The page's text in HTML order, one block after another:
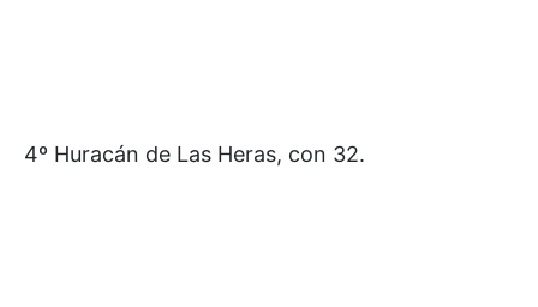
4º Huracán de Las Heras, con 32.